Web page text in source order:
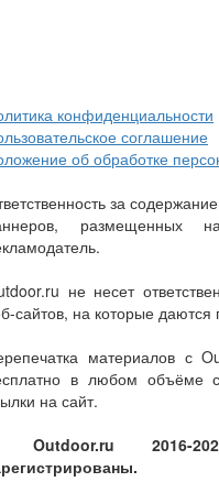
конфиденциальности
соглашение
об обработке
за
размещенных
не несет
сайтов, на которые даются
материалов с
в любом объёме с
на сайт.
Outdoor.ru 2016-